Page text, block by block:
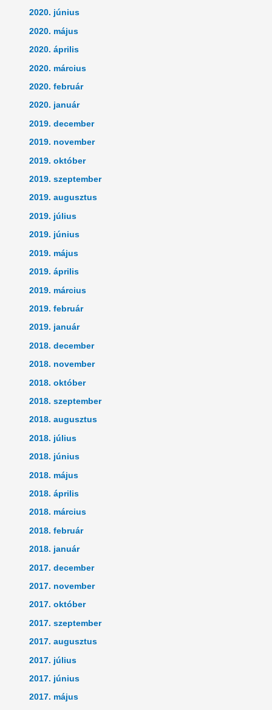
2020. június
2020. május
2020. április
2020. március
2020. február
2020. január
2019. december
2019. november
2019. október
2019. szeptember
2019. augusztus
2019. július
2019. június
2019. május
2019. április
2019. március
2019. február
2019. január
2018. december
2018. november
2018. október
2018. szeptember
2018. augusztus
2018. július
2018. június
2018. május
2018. április
2018. március
2018. február
2018. január
2017. december
2017. november
2017. október
2017. szeptember
2017. augusztus
2017. július
2017. június
2017. május